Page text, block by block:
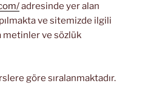
adresinde yer alan
ve sitemizde ilgili
metinler ve sözlük
göre sıralanmaktadır.